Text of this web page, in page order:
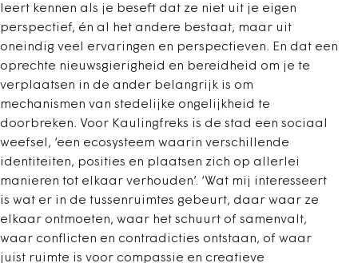
leert kennen als je beseft dat ze niet uit je eigen
perspectief, én al het andere bestaat, maar uit
oneindig veel ervaringen en perspectieven. En dat een
oprechte nieuwsgierigheid en bereidheid om je te
verplaatsen in de ander belangrijk is om
mechanismen van stedelijke ongelijkheid te
doorbreken. Voor Kaulingfreks is de stad een sociaal
weefsel, ‘een ecosysteem waarin verschillende
identiteiten, posities en plaatsen zich op allerlei
manieren tot elkaar verhouden’. ‘Wat mij interesseert
is wat er in de tussenruimtes gebeurt, daar waar ze
elkaar ontmoeten, waar het schuurt of samenvalt,
waar conflicten en contradicties ontstaan, of waar
juist ruimte is voor compassie en creatieve